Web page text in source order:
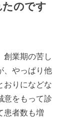
たのです
創業期の苦し
、やっぱり他
おりになどな
意をもって診
患者数も増